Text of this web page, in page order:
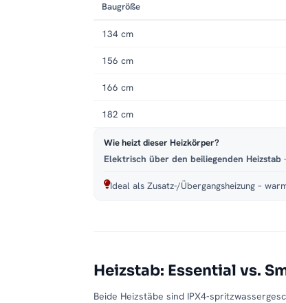
Baugröße
134 cm
156 cm
166 cm
182 cm
Wie heizt dieser Heizkörper?
Elektrisch über den beiliegenden Heizstab
Ideal als Zusatz-/Übergangsheizung –
Heizstab: Essential vs.
Beide Heizstäbe sind IPX4-